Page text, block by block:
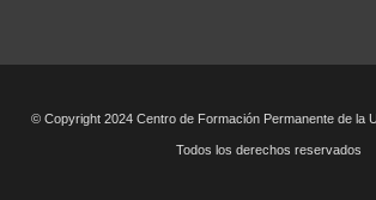
© Copyright 2024 Centro de Formación Permanente de la
Todos los derechos reservados